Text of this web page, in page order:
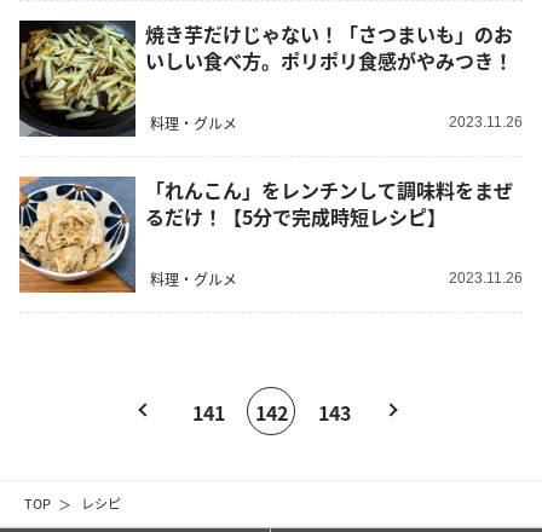
TOP レシピ
焼き芋だけじゃない！「さつまいも」のお
いしい食べ方。ポリポリ食感がやみつき！
料理・グルメ 2023.11.26
「れんこん」をレンチンして調味料をまぜ
るだけ！【5分で完成時短レシピ】
料理・グルメ 2023.11.26
141 142 143